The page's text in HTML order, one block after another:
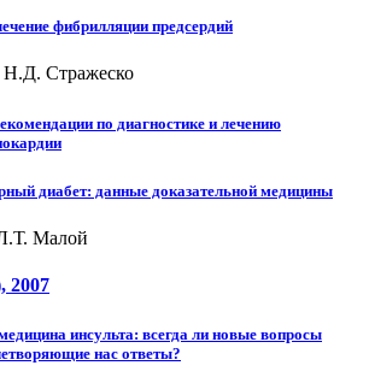
фибрилляции предсердий
Стражеско
по диагностике и лечению
диабет: данные доказательной медицины
Малой
, 2007
инсульта: всегда ли новые вопросы
нас ответы?